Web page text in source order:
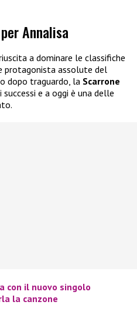
Annalisa
a dominare le classifiche
protagonista assolute del
dopo traguardo, la Scarrone
e a oggi è una delle
con il nuovo singolo
la canzone